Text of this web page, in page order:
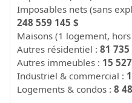
Imposables nets (sans
248 559 145 $
Maisons (1 logement,
Autres résidentiel :81 735
Autres immeubles : 15
Industriel & commercial :
Logements & condos :8